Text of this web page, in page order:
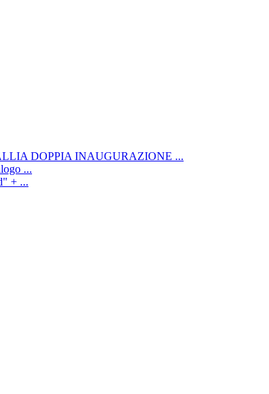
DOPPIA INAUGURAZIONE ...
...
+ ...